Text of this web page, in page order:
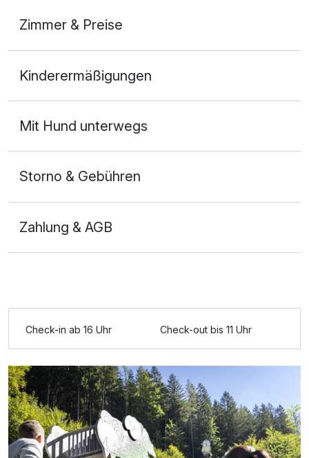
Zimmer & Preise
2 Erwachsene
Doppelzimmer Basis
Kinderermäßigungen
Mit Hund unterwegs
Storno & Gebühren
Zahlung & AGB
Check-in ab 16 Uhr Check-out bis 11 Uhr